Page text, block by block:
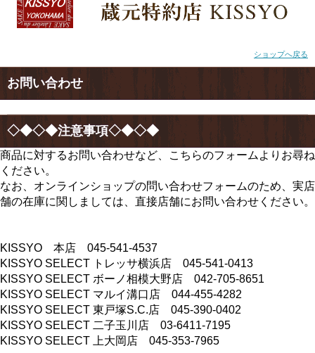
ショップへ戻る
お問い合わせ
◇◆◇◆注意事項◇◆◇◆
商品に対するお問い合わせなど、こちらのフォームよりお尋ね
ください。
なお、オンラインショップの問い合わせフォームのため、実店
舗の在庫に関しましては、直接店舗にお問い合わせください。
KISSYO 本店 045-541-4537
KISSYO SELECT トレッサ横浜店 045-541-0413
KISSYO SELECT ボーノ相模大野店 042-705-8651
KISSYO SELECT マルイ溝口店 044-455-4282
KISSYO SELECT 東戸塚S.C.店 045-390-0402
KISSYO SELECT 二子玉川店 03-6411-7195
KISSYO SELECT 上大岡店 045-353-7965